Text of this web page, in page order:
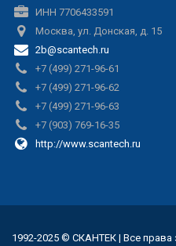
ИНН 7706433591
Москва, ул. Донская, д. 15
2b@scantech.ru
+7 (499) 271-96-61
+7 (499) 271-96-62
+7 (499) 271-96-63
+7 (903) 769-16-35
http://www.scantech.ru
1992-2025 © СКАНТЕК | Все